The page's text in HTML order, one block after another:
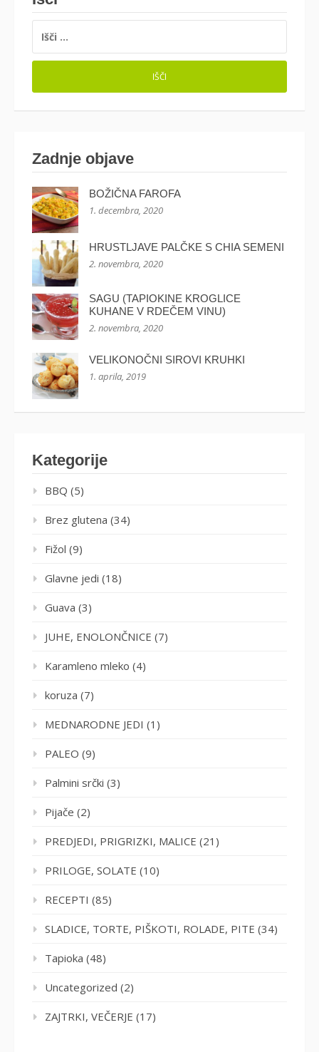
Zadnje objave
BOŽIČNA FAROFA
1. decembra, 2020
HRUSTLJAVE PALČKE S CHIA SEMENI
2. novembra, 2020
SAGU (TAPIOKINE KROGLICE
KUHANE V RDEČEM VINU)
2. novembra, 2020
VELIKONOČNI SIROVI KRUHKI
1. aprila, 2019
Kategorije
BBQ (5)
Brez glutena (34)
Fižol (9)
Glavne jedi (18)
Guava (3)
JUHE, ENOLONČNICE (7)
Karamleno mleko (4)
koruza (7)
MEDNARODNE JEDI (1)
PALEO (9)
Palmini srčki (3)
Pijače (2)
PREDJEDI, PRIGRIZKI, MALICE (21)
PRILOGE, SOLATE (10)
RECEPTI (85)
SLADICE, TORTE, PIŠKOTI, ROLADE, PITE (34)
Tapioka (48)
Uncategorized (2)
ZAJTRKI, VEČERJE (17)